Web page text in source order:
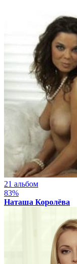
21 альбом
83%
Наташа Королёва